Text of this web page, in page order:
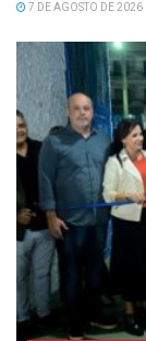
7 DE AGOSTO DE 2026